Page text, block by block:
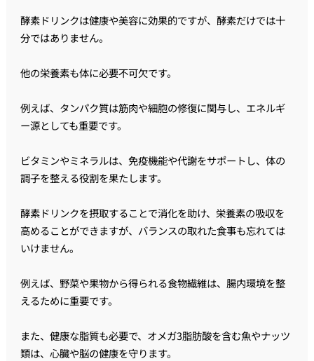
酵素ドリンクは健康や美容に効果的ですが、酵素だけでは十
分ではありません。
他の栄養素も体に必要不可欠です。
例えば、タンパク質は筋肉や細胞の修復に関与し、エネルギ
ー源としても重要です。
ビタミンやミネラルは、免疫機能や代謝をサポートし、体の
調子を整える役割を果たします。
酵素ドリンクを摂取することで消化を助け、栄養素の吸収を
高めることができますが、バランスの取れた食事も忘れては
いけません。
例えば、野菜や果物から得られる食物繊維は、腸内環境を整
えるために重要です。
また、健康な脂質も必要で、オメガ3脂肪酸を含む魚やナッツ
類は、心臓や脳の健康を守ります。